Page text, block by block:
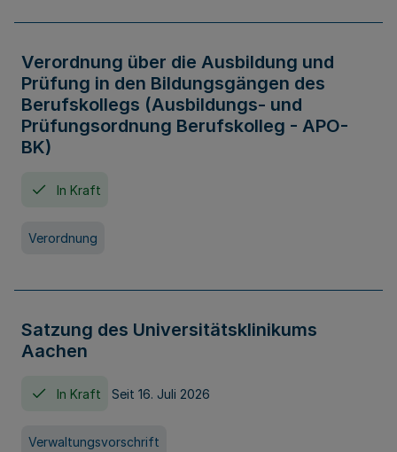
Verordnung über die Ausbildung und
Prüfung in den Bildungsgängen des
Berufskollegs (Ausbildungs- und
Prüfungsordnung Berufskolleg - APO-
BK)
In Kraft
Verordnung
Satzung des Universitätsklinikums
Aachen
In Kraft Seit 16. Juli 2026
Verwaltungsvorschrift